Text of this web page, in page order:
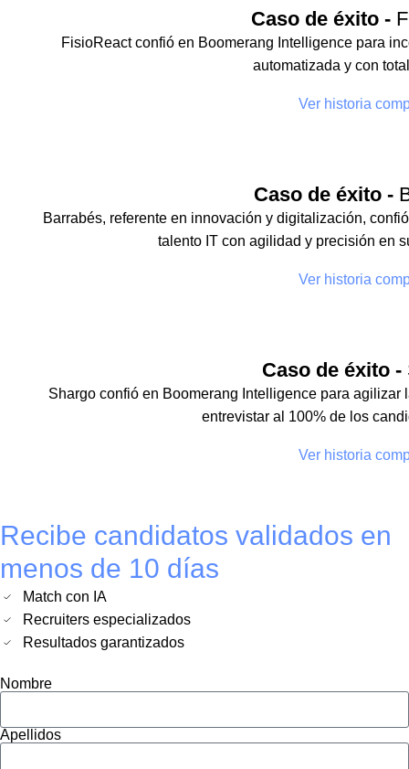
Caso de éxito -
FisioReact confió en Boomerang Intelligence para
automatizada y con
Ver historia
Caso de éxito -
Barrabés, referente en innovación y digitalización,
talento IT con agilidad y precisión en
Ver historia
Caso de éxito -
Shargo confió en Boomerang Intelligence para
entrevistar al 100% de los
Ver historia
Recibe candidatos validados en
menos de 10 días
Match con IA
Recruiters especializados
Resultados garantizados
Nombre
Apellidos